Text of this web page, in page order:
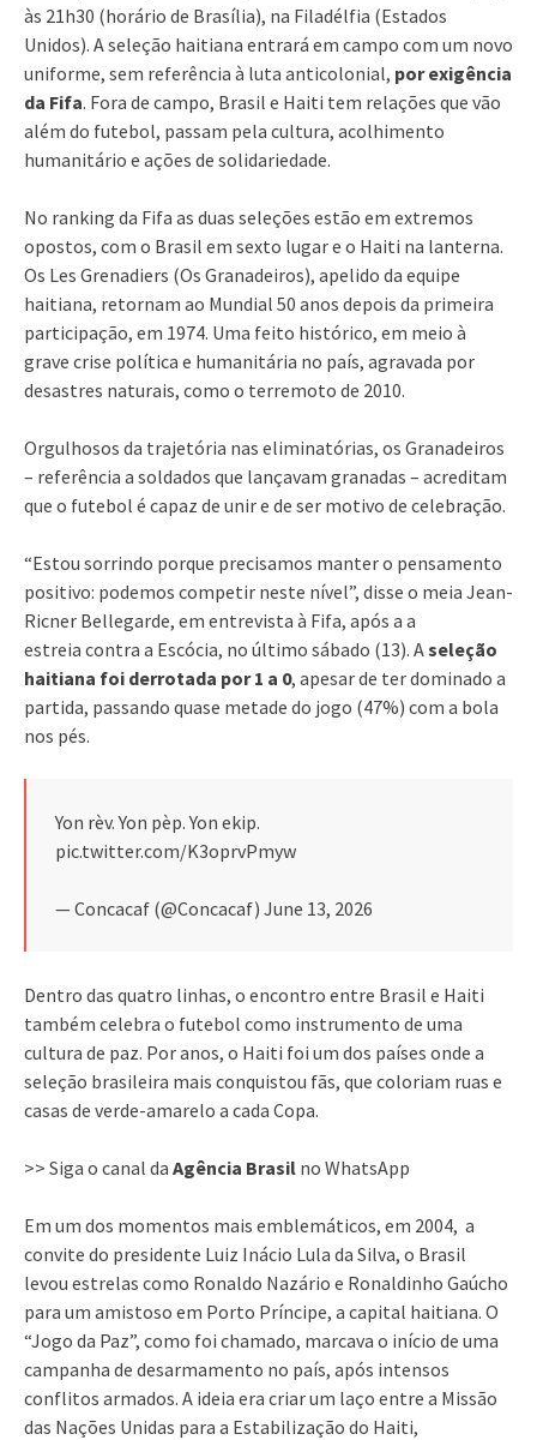
às 21h30 (horário de Brasília), na Filadélfia (Estados
Unidos). A seleção haitiana entrará em campo com um novo
uniforme, sem referência à luta anticolonial, por exigência
da Fifa. Fora de campo, Brasil e Haiti tem relações que vão
além do futebol, passam pela cultura, acolhimento
humanitário e ações de solidariedade.
No ranking da Fifa as duas seleções estão em extremos
opostos, com o Brasil em sexto lugar e o Haiti na lanterna.
Os Les Grenadiers (Os Granadeiros), apelido da equipe
haitiana, retornam ao Mundial 50 anos depois da primeira
participação, em 1974. Uma feito histórico, em meio à
grave crise política e humanitária no país, agravada por
desastres naturais, como o terremoto de 2010.
Orgulhosos da trajetória nas eliminatórias, os Granadeiros
– referência a soldados que lançavam granadas – acreditam
que o futebol é capaz de unir e de ser motivo de celebração.
“Estou sorrindo porque precisamos manter o pensamento
positivo: podemos competir neste nível”, disse o meia Jean-
Ricner Bellegarde, em entrevista à Fifa, após a a
estreia contra a Escócia, no último sábado (13). Aseleção
haitiana foi derrotada por 1 a 0, apesar de ter dominado a
partida, passando quase metade do jogo (47%) com a bola
nos pés.
Yon rèv. Yon pèp. Yon ekip.
pic.twitter.com/K3oprvPmyw
— Concacaf (@Concacaf) June 13, 2026
Dentro das quatro linhas, o encontro entre Brasil e Haiti
também celebra o futebol como instrumento de uma
cultura de paz. Por anos, o Haiti foi um dos países onde a
seleção brasileira mais conquistou fãs, que coloriam ruas e
casas de verde-amarelo a cada Copa.
>> Siga o canal da Agência Brasil no WhatsApp
Em um dos momentos mais emblemáticos, em 2004, a
convite do presidente Luiz Inácio Lula da Silva, o Brasil
levou estrelas como Ronaldo Nazário e Ronaldinho Gaúcho
para um amistoso em Porto Príncipe, a capital haitiana. O
“Jogo da Paz”, como foi chamado, marcava o início de uma
campanha de desarmamento no país, após intensos
conflitos armados. A ideia era criar um laço entre a Missão
das Nações Unidas para a Estabilização do Haiti,